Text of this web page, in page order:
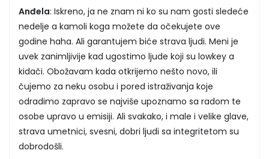
Anđela: Iskreno, ja ne znam ni ko su nam gosti sledeće
nedelje a kamoli koga možete da očekujete ove
godine haha. Ali garantujem biće strava ljudi. Meni je
uvek zanimljivije kad ugostimo ljude koji su lowkey a
kidači. Obožavam kada otkrijemo nešto novo, ili
čujemo za neku osobu i pored istraživanja koje
odradimo zapravo se najviše upoznamo sa radom te
osobe upravo u emisiji. Ali svakako, i male i velike glave,
strava umetnici, svesni, dobri ljudi sa integritetom su
dobrodošli.